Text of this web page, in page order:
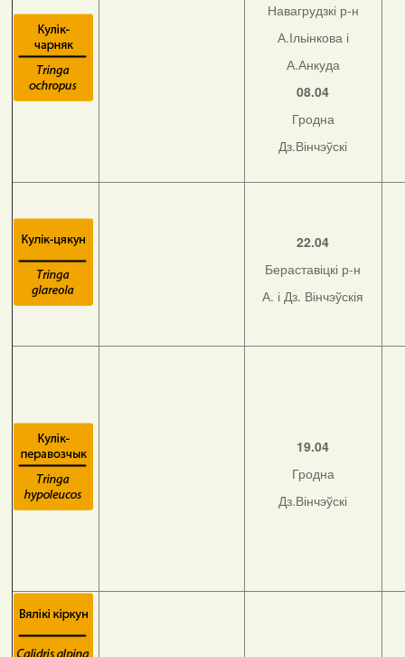
Навагрудзкі р-н
А.Ільінкова і
А.Анкуда
08.04
Гродна
Дз.Вінчэўскі
22.04
Бераставіцкі р-н
А. і Дз. Вінчэўскія
19.04
Гродна
Дз.Вінчэўскі